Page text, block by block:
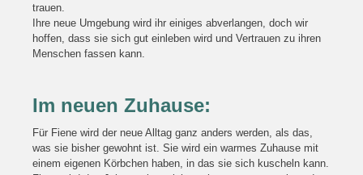
trauen.
Ihre neue Umgebung wird ihr einiges abverlangen, doch wir
hoffen, dass sie sich gut einleben wird und Vertrauen zu ihren
Menschen fassen kann.
Im neuen Zuhause:
Für Fiene wird der neue Alltag ganz anders werden, als das,
was sie bisher gewohnt ist. Sie wird ein warmes Zuhause mit
einem eigenen Körbchen haben, in das sie sich kuscheln kann.